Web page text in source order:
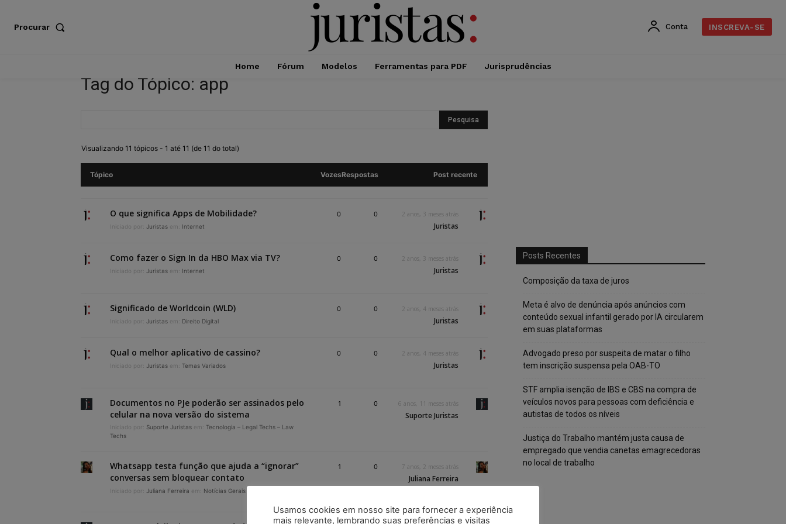
Procurar Conta INSCREVA-SE
Home Fórum Modelos Ferramentas para PDF Jurisprudências
Tag do Tópico: app
Visualizando 11 tópicos - 1 até 11 (de 11 do total)
Tópico VozesRespostas Post recente
O que significa Apps de Mobilidade?
Iniciado por: Juristas em: Internet
0 0 2 anos, 3 meses atrás
Juristas
Como fazer o Sign In da HBO Max via TV?
Iniciado por: Juristas em: Internet
0 0 2 anos, 3 meses atrás
Juristas
Significado de Worldcoin (WLD)
Iniciado por: Juristas em: Direito Digital
0 0 2 anos, 4 meses atrás
Juristas
Qual o melhor aplicativo de cassino?
Iniciado por: Juristas em: Temas Variados
0 0 2 anos, 4 meses atrás
Juristas
Documentos no PJe poderão ser assinados pelo
celular na nova versão do sistema
Iniciado por: Suporte Juristas em: Tecnologia – Legal Techs – Law
Techs
1 0 6 anos, 11 meses atrás
Suporte Juristas
Whatsapp testa função que ajuda a “ignorar”
conversas sem bloquear contato
Iniciado por: Juliana Ferreira em: Notícias Gerais
1 0 7 anos, 2 meses atrás
Juliana Ferreira
Posts Recentes
Composição da taxa de juros
Meta é alvo de denúncia após anúncios com
conteúdo sexual infantil gerado por IA circularem
em suas plataformas
Advogado preso por suspeita de matar o filho
tem inscrição suspensa pela OAB-TO
STF amplia isenção de IBS e CBS na compra de
veículos novos para pessoas com deficiência e
autistas de todos os níveis
Justiça do Trabalho mantém justa causa de
empregado que vendia canetas emagrecedoras
no local de trabalho
Usamos cookies em nosso site para fornecer a experiência
mais relevante, lembrando suas preferências e visitas